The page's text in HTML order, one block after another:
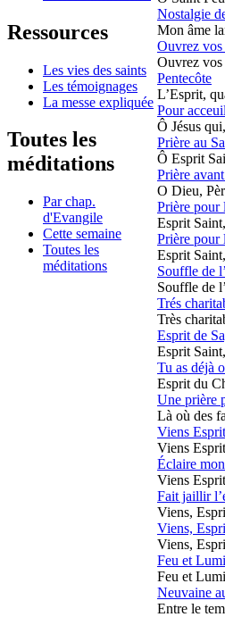
Ressources
Les vies des saints
Les témoignages
La messe expliquée
Toutes les
méditations
Par chap.
d'Evangile
Cette semaine
Toutes les
méditations
Nostalgie
Mon âme
Ouvrez vos
Ouvrez vos
Pentecôte
L’Esprit,
Pour
Ô Jésus
Prière au
Ô Esprit
Prière
O Dieu,
Prière pour
Esprit
Prière pour
Esprit
Souffle de
Souffle de
Trés
Très
Esprit de
Esprit
Tu as déjà
Esprit du
Une prière
Là où des
Viens
Viens
Éclaire
Viens
Fait jaillir
Viens,
Viens,
Viens,
Feu et
Feu et
Neuvaine
Entre le